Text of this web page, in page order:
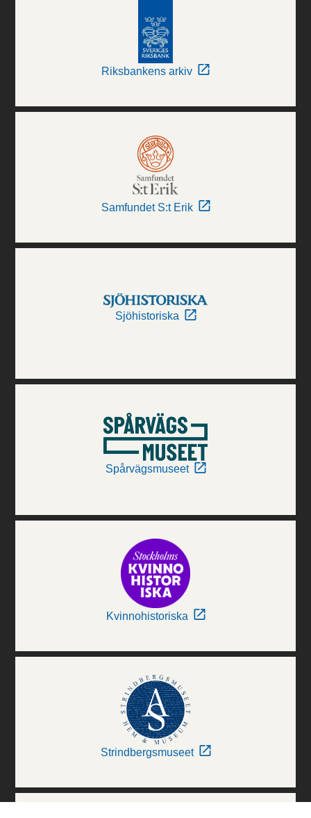
Riksbankens arkiv
Samfundet S:t Erik
Sjöhistoriska
Spårvägsmuseet
Kvinnohistoriska
Strindbergsmuseet